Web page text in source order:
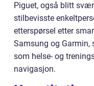
Piguet, også blitt
stilbevisste
etterspørsel etter
Samsung og Garmin,
som helse- og
navigasjon.